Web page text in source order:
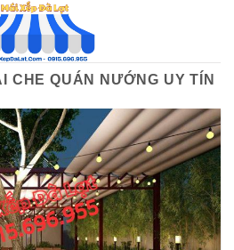
CHE QUÁN NƯỚNG UY TÍN